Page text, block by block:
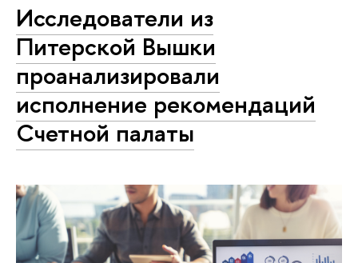
Исследователи из
Питерской Вышки
проанализировали
исполнение рекомендаций
Счетной палаты